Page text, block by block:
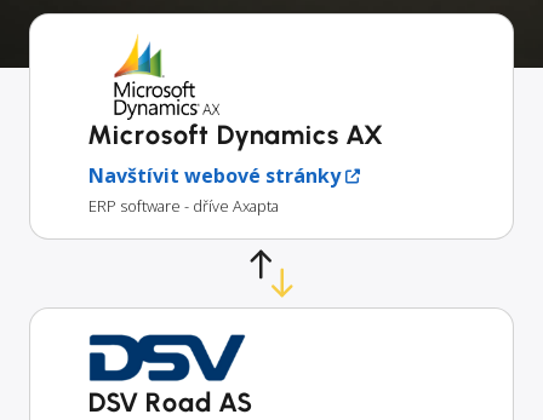
Microsoft Dynamics AX
Navštívit webové stránky
ERP software - dříve Axapta
DSV Road AS